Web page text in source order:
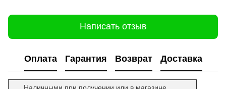
Написать отзыв
Оплата Гарантия Возврат Доставка
Наличными при получении или в магазине